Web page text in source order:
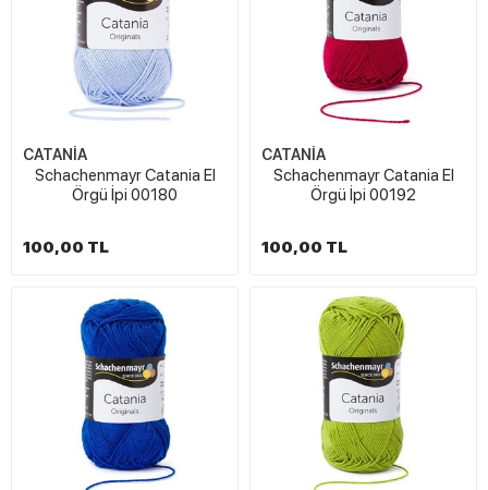
CATANİA
Schachenmayr Catania El
Örgü İpi 00180
100,00 TL
CATANİA
Schachenmayr Catania El
Örgü İpi 00192
100,00 TL